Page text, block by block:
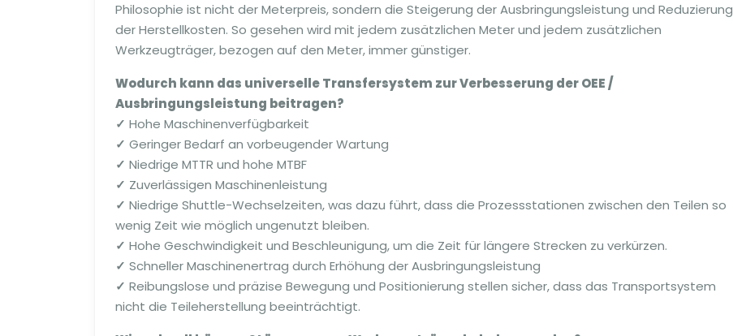
Philosophie ist nicht der Meterpreis, sondern die Steigerung der Ausbringungsleistung und Reduzierung
der Herstellkosten. So gesehen wird mit jedem zusätzlichen Meter und jedem zusätzlichen
Werkzeugträger, bezogen auf den Meter, immer günstiger.
Wodurch kann das universelle Transfersystem zur Verbesserung der OEE /
Ausbringungsleistung beitragen?
✓ Hohe Maschinenverfügbarkeit
✓ Geringer Bedarf an vorbeugender Wartung
✓ Niedrige MTTR und hohe MTBF
✓ Zuverlässigen Maschinenleistung
✓ Niedrige Shuttle-Wechselzeiten, was dazu führt, dass die Prozessstationen zwischen den Teilen so
wenig Zeit wie möglich ungenutzt bleiben.
✓ Hohe Geschwindigkeit und Beschleunigung, um die Zeit für längere Strecken zu verkürzen.
✓ Schneller Maschinenertrag durch Erhöhung der Ausbringungsleistung
✓ Reibungslose und präzise Bewegung und Positionierung stellen sicher, dass das Transportsystem
nicht die Teileherstellung beeinträchtigt.